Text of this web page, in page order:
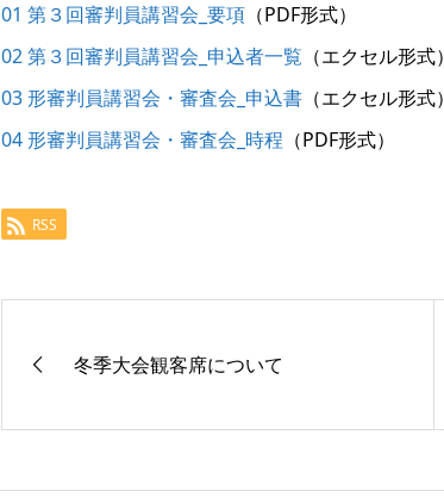
01 第３回審判員講習会_要項 （PDF形式）
02 第３回審判員講習会_申込者一覧 （エクセル形式）
03 形審判員講習会・審査会_申込書 （エクセル形式）
04 形審判員講習会・審査会_時程 （PDF形式）
RSS
冬季大会観客席について